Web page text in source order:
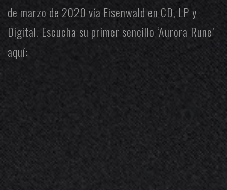
de marzo de 2020 vía Eisenwald en CD, LP y
Digital. Escucha su primer sencillo ‘Aurora Rune’
aquí: